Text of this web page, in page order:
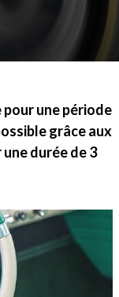
une période
grâce aux
durée de 3